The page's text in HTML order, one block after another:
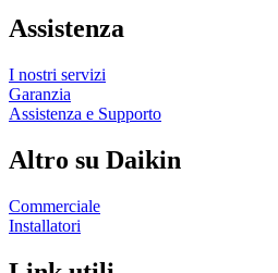
Assistenza
I nostri servizi
Garanzia
Assistenza e Supporto
Altro su Daikin
Commerciale
Installatori